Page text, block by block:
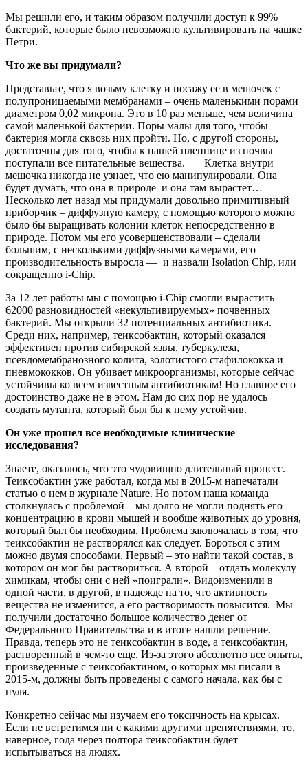
Мы решили его, и таким образом получили доступ к 99%
бактерий, которые было невозможно культивировать на чашке
Петри.
Что же вы придумали?
Представьте, что я возьму клетку и посажу ее в мешочек с
полупроницаемыми мембранами – очень маленькими порами
диаметром 0,02 микрона. Это в 10 раз меньше, чем величина
самой маленькой бактерии. Поры малы для того, чтобы
бактерия могла сквозь них пройти. Но, с другой стороны,
достаточны для того, чтобы к нашей пленнице из почвы
поступали все питательные вещества. Клетка внутри
мешочка никогда не узнает, что ею манипулировали. Она
будет думать, что она в природе и она там вырастет…
Несколько лет назад мы придумали довольно примитивный
приборчик – диффузную камеру, с помощью которого можно
было бы выращивать колонии клеток непосредственно в
природе. Потом мы его усовершенствовали – сделали
большим, с несколькими диффузными камерами, его
производительность выросла — и назвали Isolation Chip, или
сокращенно i-Chip.
За 12 лет работы мы с помощью i-Сhip смогли вырастить
62000 разновидностей «некультивируемых» почвенных
бактерий. Мы открыли 32 потенциальных антибиотика.
Среди них, например, теиксобактин, который оказался
эффективен против сибирской язвы, туберкулеза,
псевдомембранозного колита, золотистого стафилококка и
пневмококков. Он убивает микроорганизмы, которые сейчас
устойчивы ко всем известным антибиотикам! Но главное его
достоинство даже не в этом. Нам до сих пор не удалось
создать мутанта, который был бы к нему устойчив.
Он уже прошел все необходимые клинические
исследования?
Знаете, оказалось, что это чудовищно длительный процесс.
Теиксобактин уже работал, когда мы в 2015-м напечатали
статью о нем в журнале Nature. Но потом наша команда
столкнулась с проблемой – мы долго не могли поднять его
концентрацию в крови мышей и вообще животных до уровня,
который был бы необходим. Проблема заключалась в том, что
теиксобактин не растворялся как следует. Бороться с этим
можно двумя способами. Первый – это найти такой состав, в
котором он мог бы раствориться. А второй – отдать молекулу
химикам, чтобы они с ней «поиграли». Видоизменили в
одной части, в другой, в надежде на то, что активность
вещества не изменится, а его растворимость повысится. Мы
получили достаточно большое количество денег от
Федерального Правительства и в итоге нашли решение.
Правда, теперь это не теиксобактин в воде, а теиксобактин,
растворенный в чем-то еще. Из-за этого абсолютно все опыты,
произведенные с теиксобактином, о которых мы писали в
2015-м, должны быть проведены с самого начала, как бы с
нуля.
Конкретно сейчас мы изучаем его токсичность на крысах.
Если не встретимся ни с какими другими препятствиями, то,
наверное, года через полтора теиксобактин будет
испытываться на людях.